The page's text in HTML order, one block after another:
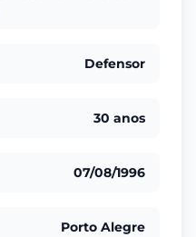
Defensor
30 anos
07/08/1996
Porto Alegre